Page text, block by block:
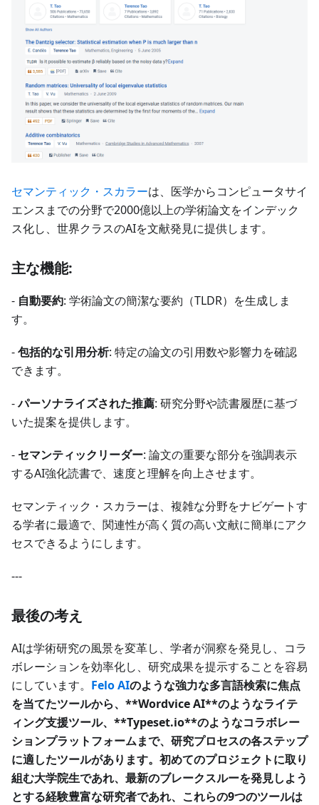
セマンティック・スカラーは、医学からコンピュータサイ
エンスまでの分野で2000億以上の学術論文をインデック
ス化し、世界クラスのAIを文献発見に提供します。
主な機能:
- 自動要約: 学術論文の簡潔な要約（TLDR）を生成しま
す。
-包括的な引用分析: 特定の論文の引用数や影響力を確認
できます。
-パーソナライズされた推薦: 研究分野や読書履歴に基づ
いた提案を提供します。
- セマンティックリーダー: 論文の重要な部分を強調表示
するAI強化読書で、速度と理解を向上させます。
セマンティック・スカラーは、複雑な分野をナビゲートす
る学者に最適で、関連性が高く質の高い文献に簡単にアク
セスできるようにします。
---
最後の考え
AIは学術研究の風景を変革し、学者が洞察を発見し、コラ
ボレーションを効率化し、研究成果を提示することを容易
にしています。 Felo AIのような強力な多言語検索に焦点
を当てたツールから、**Wordvice AI**のようなライテ
ィング支援ツール、**Typeset.io**のようなコラボレー
ションプラットフォームまで、研究プロセスの各ステップ
に適したツールがあります。初めてのプロジェクトに取り
組む大学院生であれ、最新のブレークスルーを発見しよう
とする経験豊富な研究者であれ、これらの9つのツールは